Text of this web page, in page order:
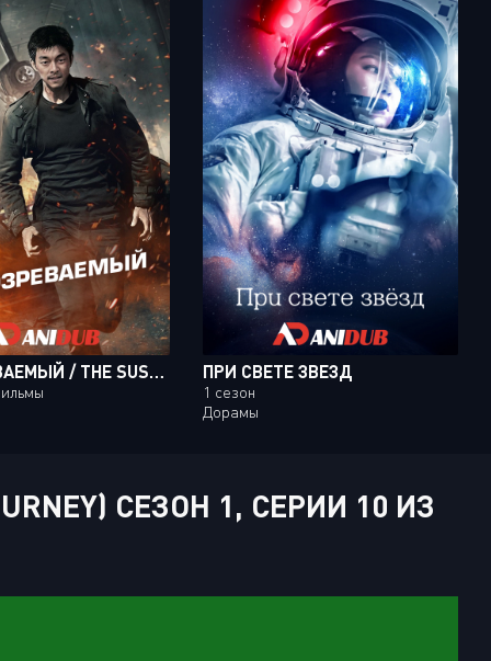
ПОДОЗРЕВАЕМЫЙ / THE SUSPECT ПРИ СВЕТЕ ЗВЕЗД
1 сезон
Дорамы
СЕЗОН 1, СЕРИИ 10 ИЗ